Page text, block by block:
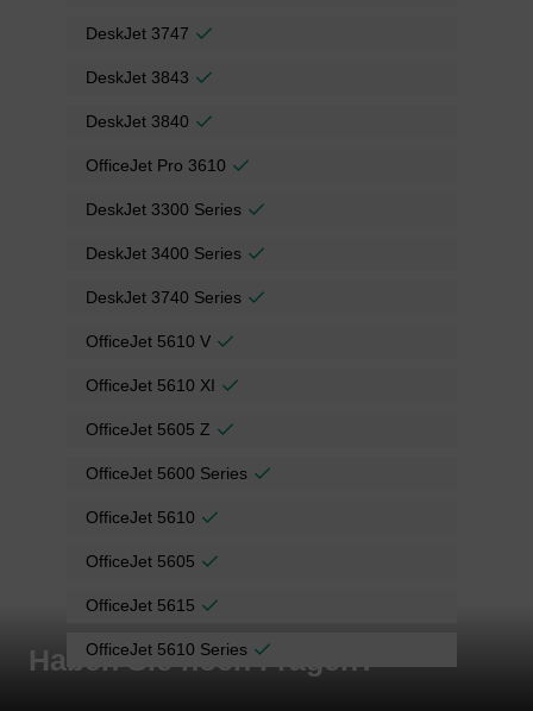
DeskJet 3747
DeskJet 3843
DeskJet 3840
OfficeJet Pro 3610
DeskJet 3300 Series
DeskJet 3400 Series
DeskJet 3740 Series
OfficeJet 5610 V
OfficeJet 5610 XI
OfficeJet 5605 Z
OfficeJet 5600 Series
OfficeJet 5610
OfficeJet 5605
OfficeJet 5615
OfficeJet 5610 Series
Haben Sie noch Fragen?